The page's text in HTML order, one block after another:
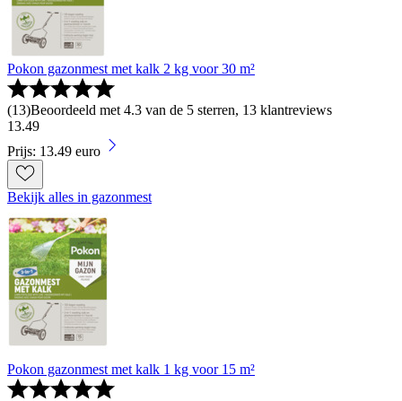
Pokon gazonmest met kalk 2 kg voor 30 m²
(13)Beoordeeld met 4.3 van de 5 sterren, 13 klantreviews
13.49
Prijs: 13.49 euro
Bekijk alles in gazonmest
Pokon gazonmest met kalk 1 kg voor 15 m²